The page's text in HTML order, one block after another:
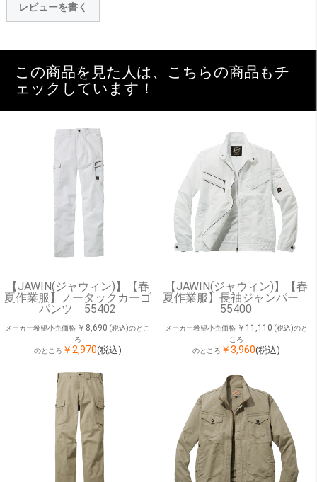
レビューを書く
この商品を見た人は、こちらの商品もチ
ェックしています！
【JAWIN(ジャウィン)】【春
夏作業服】ノータックカーゴ
パンツ 55402
メーカー希望小売価格 ￥8,690 (税込)のとこ
ろ
のところ ￥2,970(税込)
【JAWIN(ジャウィン)】【春
夏作業服】長袖ジャンパー
55400
メーカー希望小売価格 ￥11,110 (税込)のと
ころ
のところ ￥3,960(税込)